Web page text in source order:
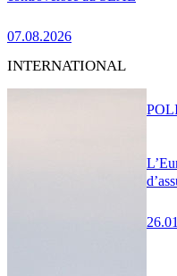
07.08.2026
INTERNATIONAL